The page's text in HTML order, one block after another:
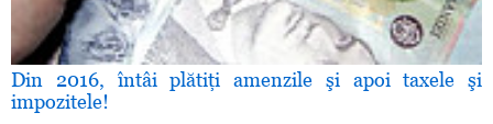
Din 2016, întâi plătiţi amenzile şi apoi taxele şi
impozitele!